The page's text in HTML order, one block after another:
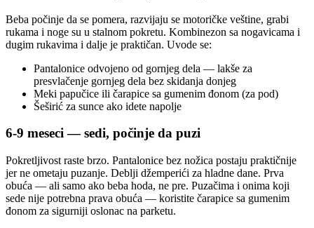
Beba počinje da se pomera, razvijaju se motoričke veštine, grabi
rukama i noge su u stalnom pokretu. Kombinezon sa nogavicama i
dugim rukavima i dalje je praktičan. Uvode se:
Pantalonice odvojeno od gornjeg dela — lakše za
presvlačenje gornjeg dela bez skidanja donjeg
Meki papučice ili čarapice sa gumenim đonom (za pod)
Šeširić za sunce ako idete napolje
6-9 meseci — sedi, počinje da puzi
Pokretljivost raste brzo. Pantalonice bez nožica postaju praktičnije
jer ne ometaju puzanje. Deblji džemperići za hladne dane. Prva
obuća — ali samo ako beba hoda, ne pre. Puzačima i onima koji
sede nije potrebna prava obuća — koristite čarapice sa gumenim
đonom za sigurniji oslonac na parketu.